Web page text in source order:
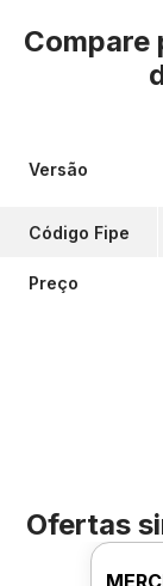
Compare
Versão
Código Fipe
Preço
Ofertas